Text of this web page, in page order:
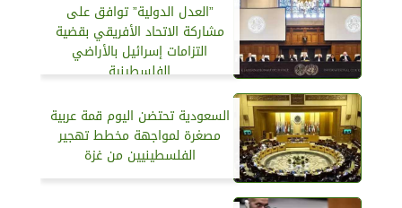
”العدل الدولية” توافق على
مشاركة الاتحاد الأفريقي بقضية
التزامات إسرائيل بالأراضي
الفلسطينية
السعودية تحتضن اليوم قمة عربية
مصغرة لمواجهة مخطط تهجير
الفلسطينيين من غزة